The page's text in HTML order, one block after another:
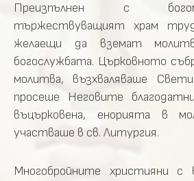
Преизпълнен с
тържествуващият храм
желаещи да вземат
богослужбата. Църковното
молитва, възхваляваше
просеше Неговите
въцърковена, енорията в
участваше в св. Литургия.
Многобройните християни с